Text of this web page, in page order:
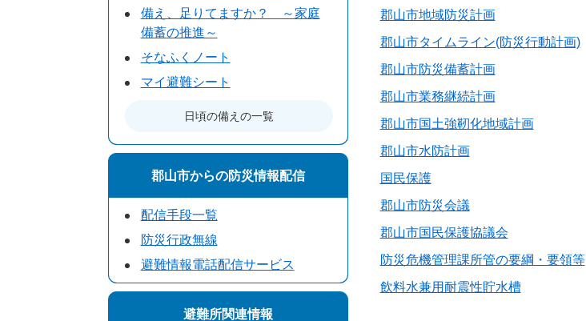
郡山市地域防災計画
郡山市タイムライン(防災行動計画)
郡山市防災備蓄計画
郡山市業務継続計画
郡山市国土強靭化地域計画
郡山市水防計画
国民保護
郡山市防災会議
郡山市国民保護協議会
防災危機管理課所管の要綱・要領等
飲料水兼用耐震性貯水槽
備え、足りてますか？ ～家庭
備蓄の推進～
そなふくノート
マイ避難シート
日頃の備えの一覧
郡山市からの防災情報配信
配信手段一覧
防災行政無線
避難情報電話配信サービス
避難所関連情報